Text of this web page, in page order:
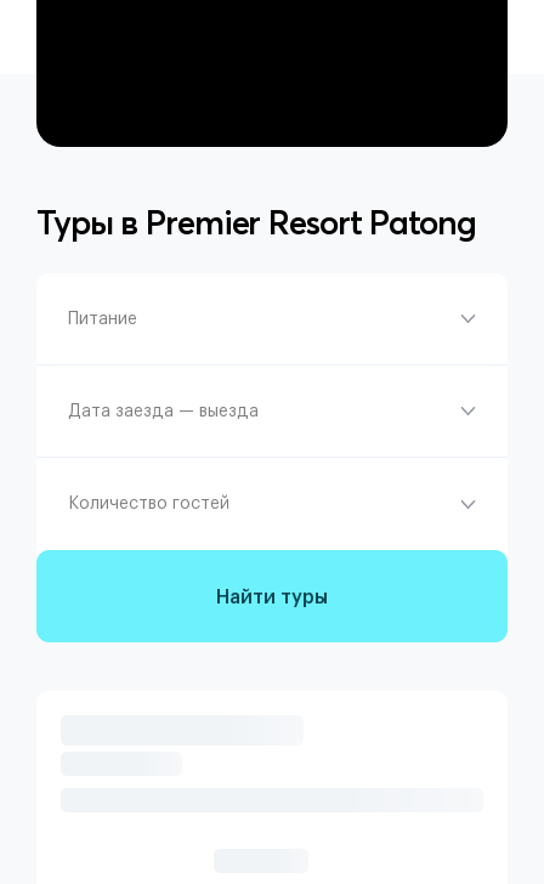
Туры в Premier Resort Patong
Питание
Дата заезда — выезда
Количество гостей
Найти туры